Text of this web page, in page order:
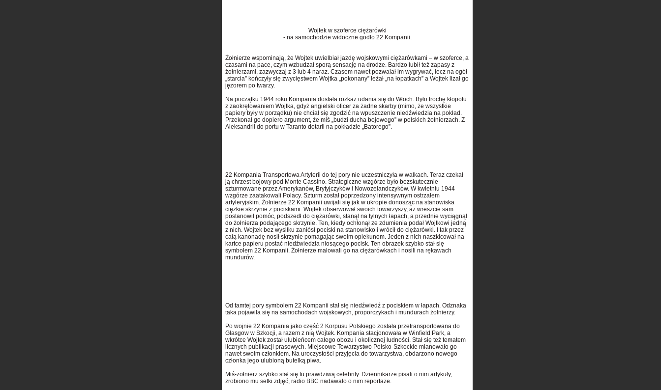
Wojtek w szoferce ciężarówki
- na samochodzie widoczne godło 22 Kompanii.
Żołnierze wspominają, że Wojtek uwielbiał jazdę wojskowymi ciężarówkami – w szoferce, a
czasami na pace, czym wzbudzał sporą sensację na drodze. Bardzo lubił też zapasy z
żołnierzami, zazwyczaj z 3 lub 4 naraz. Czasem nawet pozwalał im wygrywać, lecz na ogół
„starcia” kończyły się zwycięstwem Wojtka „pokonany” leżał „na łopatkach” a Wojtek lizał go
jęzorem po twarzy.
Na początku 1944 roku Kompania dostała rozkaz udania się do Włoch. Było trochę kłopotu
z zaokrętowaniem Wojtka, gdyż angielski oficer za żadne skarby (mimo, że wszystkie
papiery były w porządku) nie chciał się zgodzić na wpuszczenie niedźwiedzia na pokład.
Przekonał go dopiero argument, że miś „budzi ducha bojowego” w polskich żołnierzach. Z
Aleksandrii do portu w Taranto dotarli na pokładzie „Batorego”.
22 Kompania Transportowa Artylerii do tej pory nie uczestniczyła w walkach. Teraz czekał
ją chrzest bojowy pod Monte Cassino. Strategiczne wzgórze było bezskutecznie
szturmowane przez Amerykanów, Brytyjczyków i Nowozelandczyków. W kwietniu 1944
wzgórze zaatakowali Polacy. Szturm został poprzedzony intensywnym ostrzałem
artyleryjskim. Żołnierze 22 Kompanii uwijali się jak w ukropie donosząc na stanowiska
ciężkie skrzynie z pociskami. Wojtek obserwował swoich towarzyszy, aż wreszcie sam
postanowił pomóc, podszedł do ciężarówki, stanął na tylnych łapach, a przednie wyciągnął
do żołnierza podającego skrzynie. Ten, kiedy ochłonął ze zdumienia podał Wojtkowi jedną
z nich. Wojtek bez wysiłku zaniósł pociski na stanowisko i wrócił do ciężarówki. I tak przez
całą kanonadę nosił skrzynie pomagając swoim opiekunom. Jeden z nich naszkicował na
kartce papieru postać niedźwiedzia niosącego pocisk. Ten obrazek szybko stał się
symbolem 22 Kompanii. Żołnierze malowali go na ciężarówkach i nosili na rękawach
mundurów.
Od tamtej pory symbolem 22 Kompanii stał się niedźwiedź z pociskiem w łapach. Odznaka
taka pojawiła się na samochodach wojskowych, proporczykach i mundurach żołnierzy.
Po wojnie 22 Kompania jako część 2 Korpusu Polskiego została przetransportowana do
Glasgow w Szkocji, a razem z nią Wojtek. Kompania stacjonowała w Winfield Park, a
wkrótce Wojtek został ulubieńcem całego obozu i okolicznej ludności. Stał się też tematem
licznych publikacji prasowych. Miejscowe Towarzystwo Polsko-Szkockie mianowało go
nawet swoim członkiem. Na uroczystości przyjęcia do towarzystwa, obdarzono nowego
członka jego ulubioną butelką piwa.
Miś-żołnierz szybko stał się tu prawdziwą celebrity. Dziennikarze pisali o nim artykuły,
zrobiono mu setki zdjęć, radio BBC nadawało o nim reportaże.